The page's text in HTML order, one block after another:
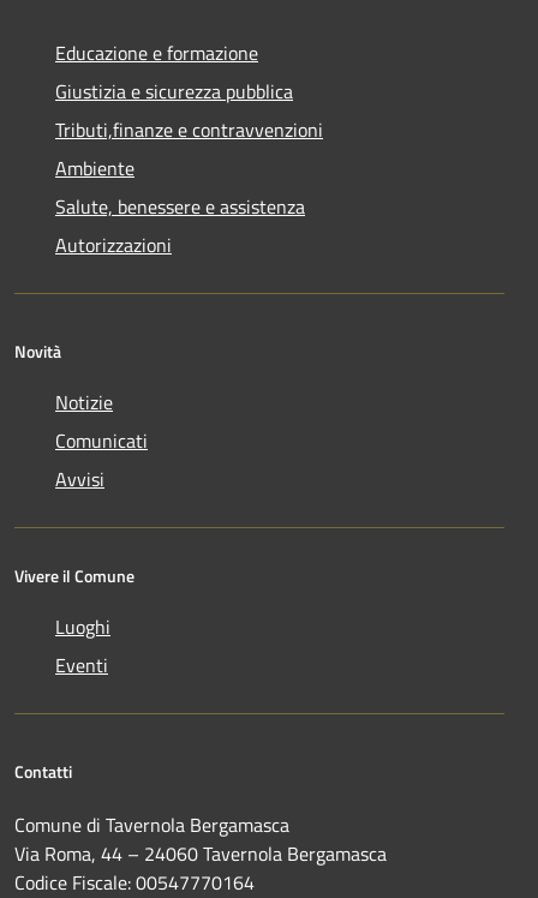
Educazione e formazione
Giustizia e sicurezza pubblica
Tributi,finanze e contravvenzioni
Ambiente
Salute, benessere e assistenza
Autorizzazioni
Novità
Notizie
Comunicati
Avvisi
Vivere il Comune
Luoghi
Eventi
Contatti
Comune di Tavernola Bergamasca
Via Roma, 44 – 24060 Tavernola Bergamasca
Codice Fiscale: 00547770164